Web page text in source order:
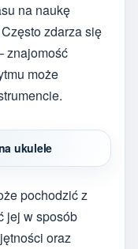
na naukę
zdarza się
znajomość
może
ukulele
pochodzić z
jej w sposób
oraz